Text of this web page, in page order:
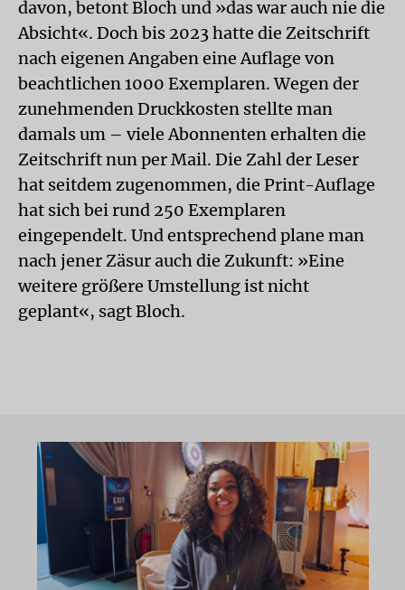
davon, betont Bloch und »das war auch nie die
Absicht«. Doch bis 2023 hatte die Zeitschrift
nach eigenen Angaben eine Auflage von
beachtlichen 1000 Exemplaren. Wegen der
zunehmenden Druckkosten stellte man
damals um – viele Abonnenten erhalten die
Zeitschrift nun per Mail. Die Zahl der Leser
hat seitdem zugenommen, die Print-Auflage
hat sich bei rund 250 Exemplaren
eingependelt. Und entsprechend plane man
nach jener Zäsur auch die Zukunft: »Eine
weitere größere Umstellung ist nicht
geplant«, sagt Bloch.